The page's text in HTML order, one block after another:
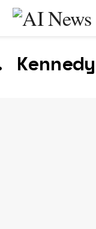
Kennedy